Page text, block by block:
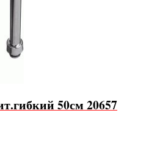
50см 20657